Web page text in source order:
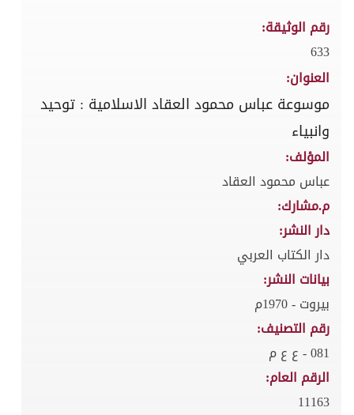
رقم الوثيقة:
633
العنوان:
موسوعة عباس محمود العقاد الاسلامية : توحيد
وانبياء
المؤلف:
عباس محمود العقاد
م.مشارك:
دار النشر:
دار الكتاب العربي
بيانات النشر:
بيروت - 1970م
رقم التصنيف:
081 - ع ع م
الرقم العام:
11163